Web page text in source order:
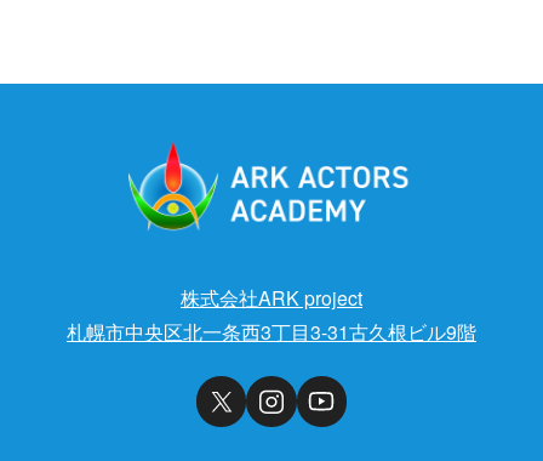
株式会社ARK project
札幌市中央区北一条西3丁目3-31古久根ビル9階